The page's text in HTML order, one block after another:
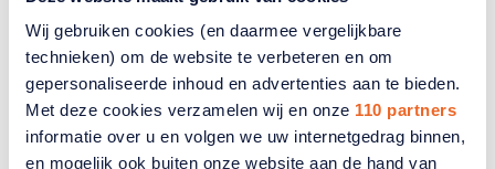
Wij gebruiken cookies (en daarmee vergelijkbare
technieken) om de website te verbeteren en om
gepersonaliseerde inhoud en advertenties aan te bieden.
Met deze cookies verzamelen wij en onze 110 partners
informatie over u en volgen we uw internetgedrag binnen,
en mogelijk ook buiten onze website aan de hand van
Samen sterk! Met de start van de fusievereniging